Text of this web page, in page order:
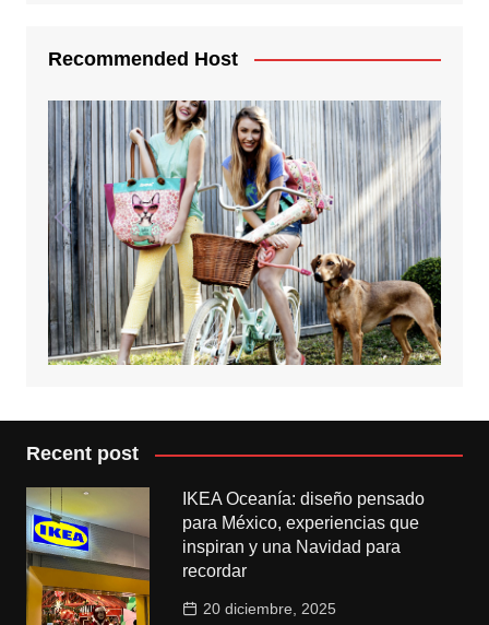
Recommended Host
Recent post
IKEA Oceanía: diseño pensado
para México, experiencias que
inspiran y una Navidad para
recordar
20 diciembre, 2025